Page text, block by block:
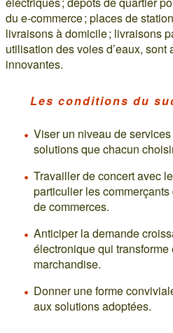
du e-commerce ; places de
livraisons à domicile ; livraisons
utilisation des voies d’eaux, sont
innovantes.
Les conditions du
Viser un niveau de
solutions que chacun
Travailler de concert avec
particulier les
de commerces.
Anticiper la demande
électronique qui
marchandise.
Donner une forme
aux solutions adoptées.